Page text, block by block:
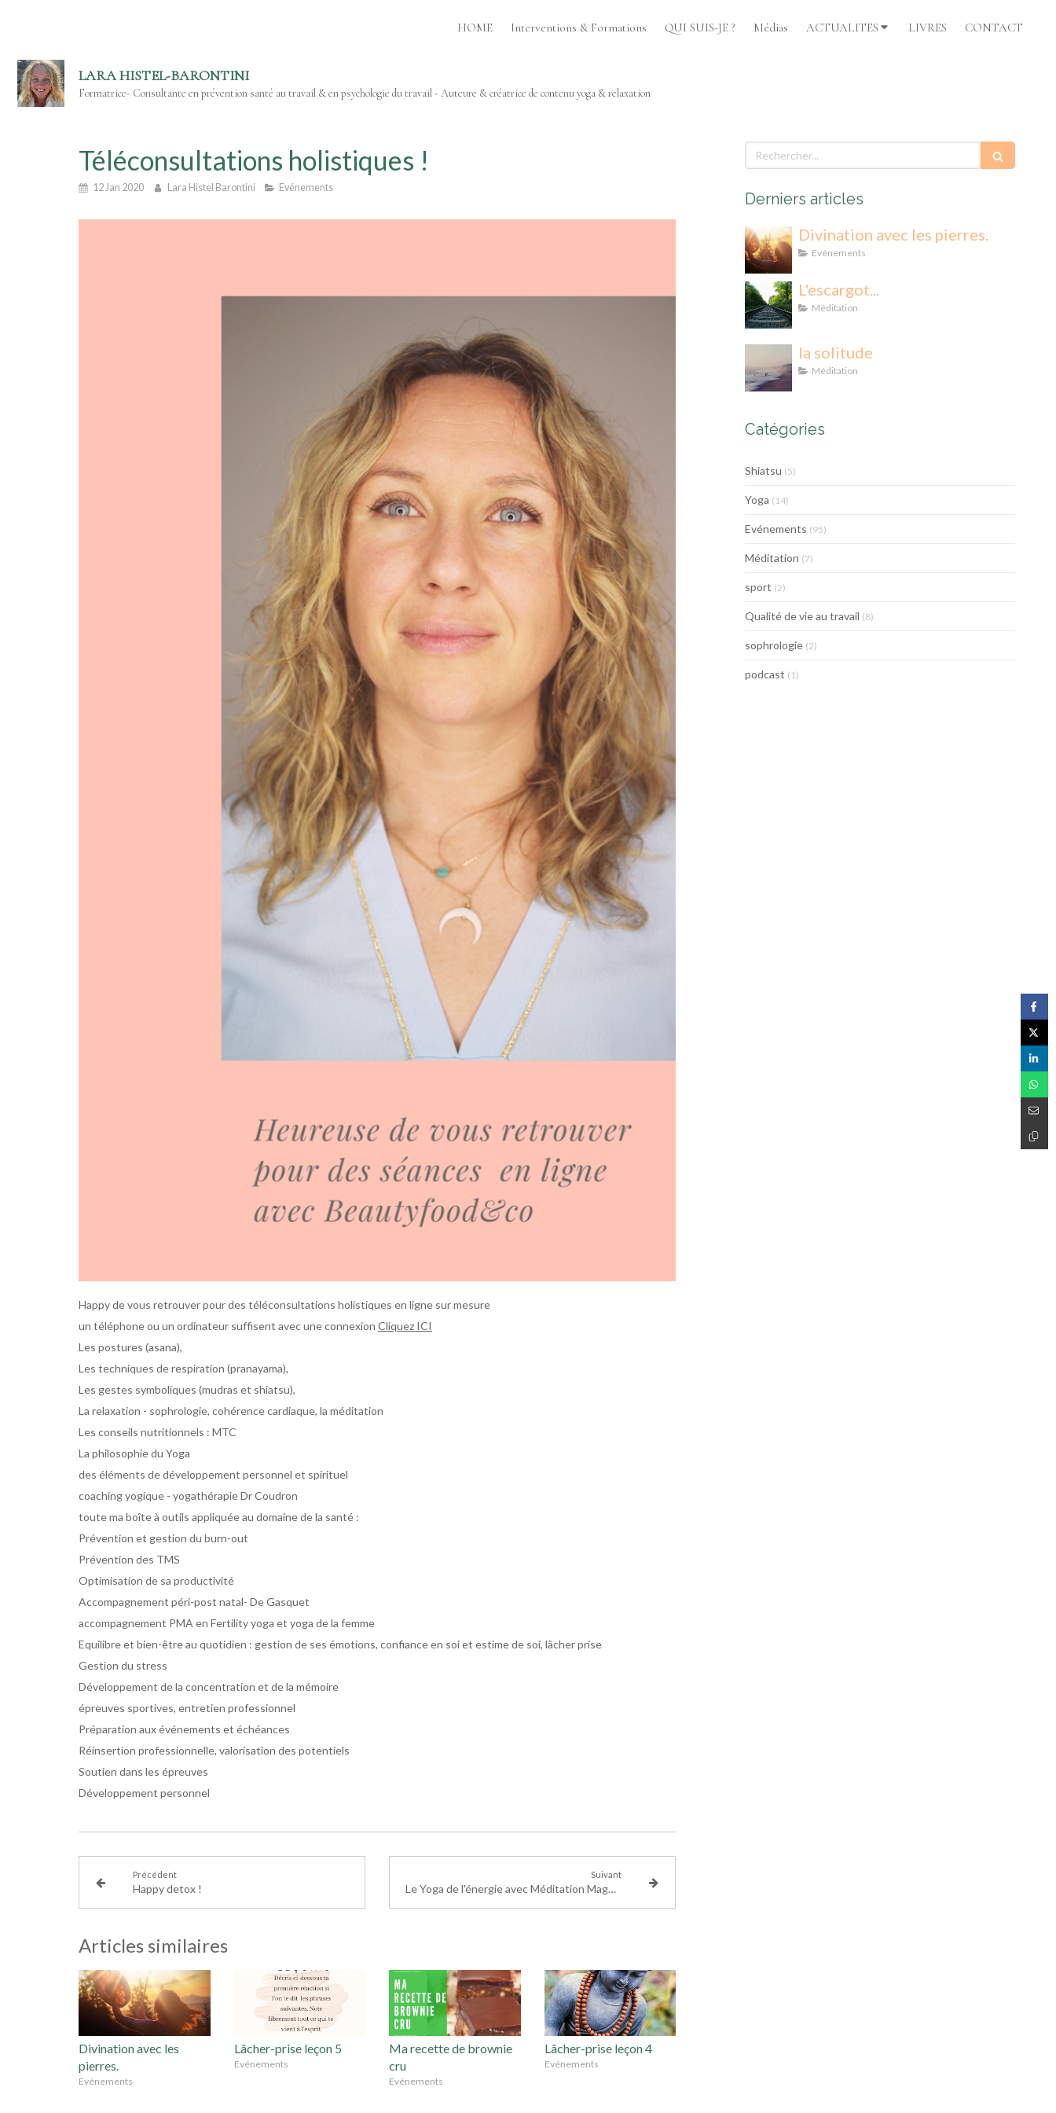
HOME Interventions & Formations QUI SUIS-JE ? Médias ACTUALITES LIVRES CONTACT
LARA HISTEL-BARONTINI
Formatrice- Consultante en prévention santé au travail & en psychologie du travail - Auteure & créatrice de contenu yoga & relaxation
Téléconsultations holistiques !
12 Jan 2020 Lara Histel Barontini Evénements
Happy de vous retrouver pour des téléconsultations holistiques en ligne sur mesure
un téléphone ou un ordinateur suffisent avec une connexion Cliquez ICI
Les postures (asana),
Les techniques de respiration (pranayama),
Les gestes symboliques (mudras et shiatsu),
La relaxation - sophrologie, cohérence cardiaque, la méditation
Les conseils nutritionnels : MTC
La philosophie du Yoga
des éléments de développement personnel et spirituel
coaching yogique - yogathérapie Dr Coudron
toute ma boîte à outils appliquée au domaine de la santé :
Prévention et gestion du burn-out
Prévention des TMS
Optimisation de sa productivité
Accompagnement péri-post natal- De Gasquet
accompagnement PMA en Fertility yoga et yoga de la femme
Equilibre et bien-être au quotidien : gestion de ses émotions, confiance en soi et estime de soi, lâcher prise
Gestion du stress
Développement de la concentration et de la mémoire
épreuves sportives, entretien professionnel
Préparation aux événements et échéances
Réinsertion professionnelle, valorisation des potentiels
Soutien dans les épreuves
Développement personnel
Précédent
Happy detox !
Suivant
Le Yoga de l'énergie avec Méditation Magazine !
Articles similaires
Divination avec les
pierres.
Evénements
Lâcher-prise leçon 5
Evénements
Ma recette de brownie
cru
Evénements
Lâcher-prise leçon 4
Evénements
Derniers articles
Divination avec les pierres.
Evénements
L'escargot...
Méditation
la solitude
Méditation
Catégories
Shiatsu (5)
Yoga (14)
Evénements (95)
Méditation (7)
sport (2)
Qualité de vie au travail (8)
sophrologie (2)
podcast (1)